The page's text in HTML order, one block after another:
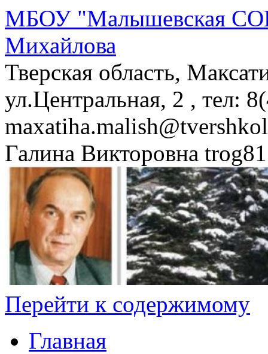
МБОУ "Малышевская
Михайлова
Тверская область,
ул.Центральная, 2 , тел:
Галина Викторовна
Перейти к содержимому
Главная